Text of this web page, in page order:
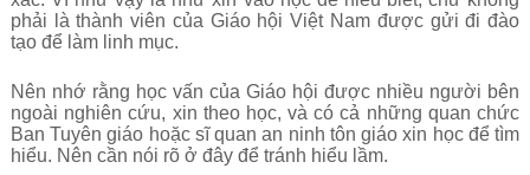
phải là thành viên của Giáo hội Việt Nam được gửi đi đào
tạo để làm linh mục.
Nên nhớ rằng học vấn của Giáo hội được nhiều người bên
ngoài nghiên cứu, xin theo học, và có cả những quan chức
Ban Tuyên giáo hoặc sĩ quan an ninh tôn giáo xin học để tìm
hiểu. Nên cần nói rõ ở đây để tránh hiểu lầm.